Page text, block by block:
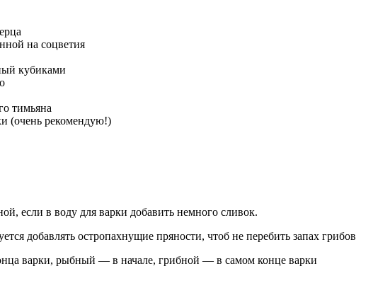
на соцветия
кубиками
тимьяна
(очень рекомендую!)
если в воду для варки добавить немного сливок.
добавлять остропахнущие пряности, чтоб не перебить запах грибов
варки, рыбный — в начале, грибной — в самом конце варки